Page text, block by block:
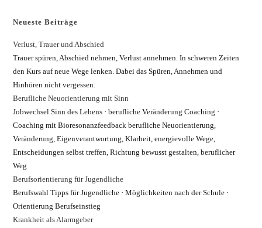
Neueste Beiträge
Verlust, Trauer und Abschied
Trauer spüren, Abschied nehmen, Verlust annehmen. In schweren Zeiten
den Kurs auf neue Wege lenken. Dabei das Spüren, Annehmen und
Hinhören nicht vergessen.
Berufliche Neuorientierung mit Sinn
Jobwechsel Sinn des Lebens · berufliche Veränderung Coaching ·
Coaching mit Bioresonanzfeedback berufliche Neuorientierung,
Veränderung, Eigenverantwortung, Klarheit, energievolle Wege,
Entscheidungen selbst treffen, Richtung bewusst gestalten, beruflicher
Weg
Berufsorientierung für Jugendliche
Berufswahl Tipps für Jugendliche · Möglichkeiten nach der Schule ·
Orientierung Berufseinstieg
Krankheit als Alarmgeber